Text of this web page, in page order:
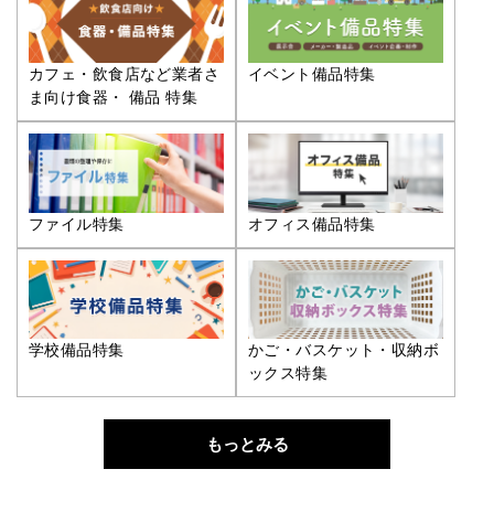
カフェ・飲食店など業者さ
ま向け食器・ 備品 特集
イベント備品特集
ファイル特集 オフィス備品特集
学校備品特集
かご・バスケット・収納ボ
ックス特集
もっとみる